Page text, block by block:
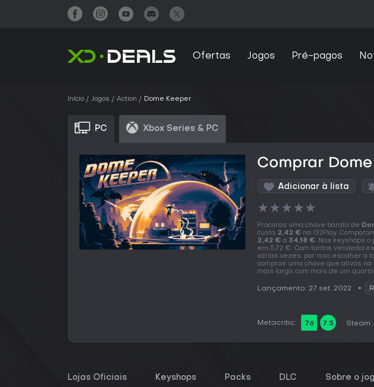
Ofertas Jogos Pré-pagos
Início Jogos Action Dome Keeper
PC Xbox Series & PC
Comprar
Adicionar à lista
★★★★★
Procuras uma chave barata de
custa 2,42 € na G2Play.
2,42 € a 34,18 €. Nas keyshops
em 5,72 €. Com tantos
várias vezes, por isso escolher a
compras uma chave que ativas
mais largo, com mais de um
Lançamento: 27 set. 2022
Metacritic: 76 7.5 Steam:
Lojas Oficiais Keyshops Packs DLC Sobre o